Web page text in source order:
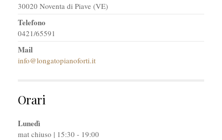
30020 Noventa di Piave (VE)
Telefono
0421/65591
Mail
info@longatopianoforti.it
Orari
Lunedì
mat chiuso | 15:30 - 19:00